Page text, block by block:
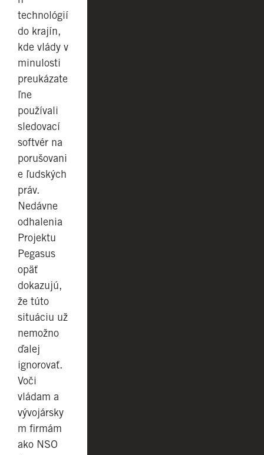
technológií
do krajín,
kde vlády v
minulosti
preukázate
ľne
používali
sledovací
softvér na
porušovani
e ľudských
práv.
Nedávne
odhalenia
Projektu
Pegasus
opäť
dokazujú,
že túto
situáciu už
nemožno
ďalej
ignorovať.
Voči
vládam a
vývojársky
m firmám
ako NSO